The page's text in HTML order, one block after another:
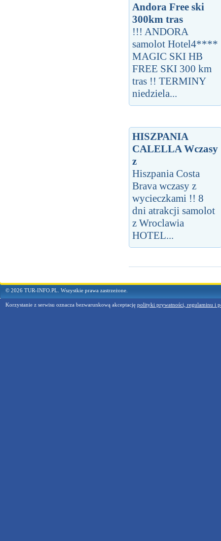
Andora Free ski
300km tras
!!! ANDORA
samolot Hotel4****
MAGIC SKI HB
FREE SKI 300 km
tras !! TERMINY
niedziela...
HISZPANIA
CALELLA Wczasy
z
Hiszpania Costa
Brava wczasy z
wycieczkami !! 8
dni atrakcji samolot
z Wroclawia
HOTEL...
© 2026 TUR-INFO.PL. Wszystkie prawa zastrzeżone.
Korzystanie z serwisu oznacza bezwarunkową akceptację polityki prywatności, regulaminu i